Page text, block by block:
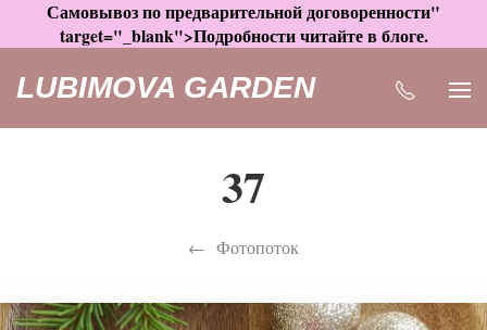
Самовывоз по предварительной договоренности"
target="_blank">Подробности читайте в блоге.
LUBIMOVA GARDEN
37
Фотопоток